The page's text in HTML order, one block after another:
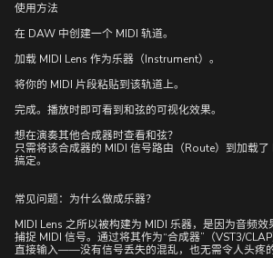
使用方法
在 DAW 中创建一个 MIDI 轨道。
加载 MIDI Lens 作为乐器（Instrument）。
将你的 MIDI 片段粘贴到该轨道上。
完成。播放时即可看到和弦的可视化效果。
想在演奏其他合成器时查看和弦？
只需将该合成器的 MIDI 信号路由（Route）到加载
搞定。
常见问题：为什么做成乐器？
MIDI Lens 之所以被构建为 MIDI 乐器，是因为音频
捕捉 MIDI 信号。通过将其作为“合成器”（VST3/
直接输入——没有信号丢失的混乱，也无需令人头疼的